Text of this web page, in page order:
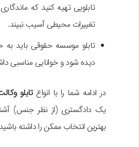
تابلویی تهیه کنید که ماندگاری
تغییرات محیطی آسیب نبیند.
تابلو موسسه حقوقی باید
دیده شود و خوانایی مناسبی
در ادامه شما را با انواعتابلو
یک دادگستری (از نظر جنس) آشنا
بهترین انتخاب ممکن را داشته